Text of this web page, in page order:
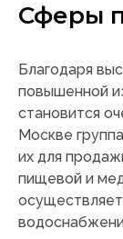
Сферы
Благодаря
повышенной
становится
Москве
их для
пищевой и